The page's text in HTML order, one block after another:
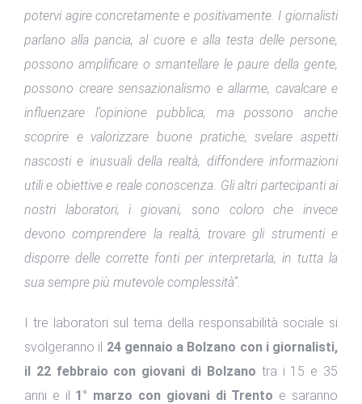
potervi agire concretamente e positivamente. I giornalisti
parlano alla pancia, al cuore e alla testa delle persone,
possono amplificare o smantellare le paure della gente,
possono creare sensazionalismo e allarme, cavalcare e
influenzare l’opinione pubblica; ma possono anche
scoprire e valorizzare buone pratiche, svelare aspetti
nascosti e inusuali della realtà, diffondere informazioni
utili e obiettive e reale conoscenza. Gli altri partecipanti ai
nostri laboratori, i giovani, sono coloro che invece
devono comprendere la realtà, trovare gli strumenti e
disporre delle corrette fonti per interpretarla, in tutta la
sua sempre più mutevole complessità”.
I tre laboratori sul tema della responsabilità sociale si
svolgeranno il 24 gennaio a Bolzano con i giornalisti,
il 22 febbraio con giovani di Bolzano tra i 15 e 35
anni e il 1° marzo con giovani di Trento e saranno